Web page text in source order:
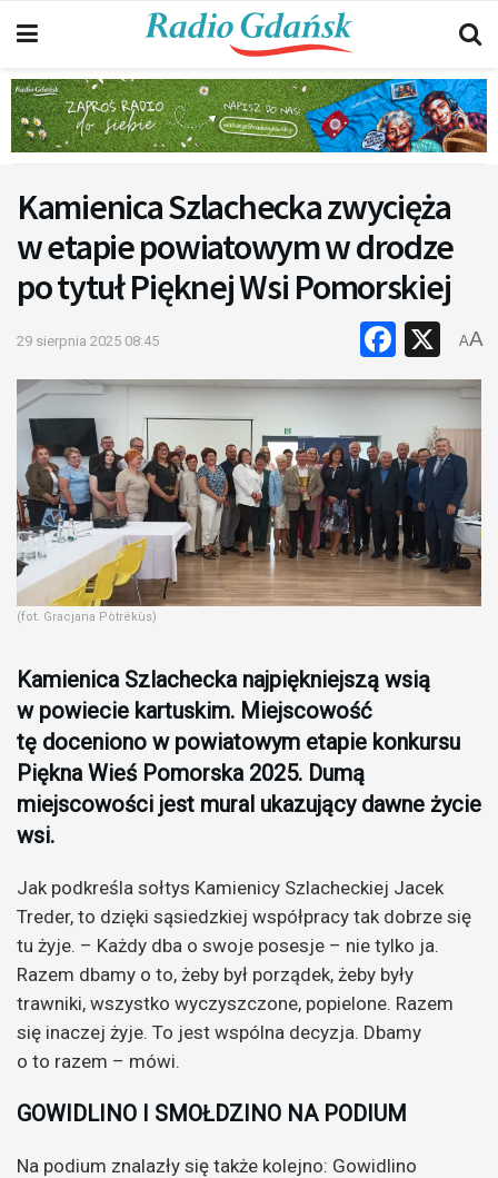
Kamienica Szlachecka zwycięża
w etapie powiatowym w drodze
po tytuł Pięknej Wsi Pomorskiej
29 sierpnia 2025 08:45 X
AA
(fot. Gracjana Pòtrëkùs)
Kamienica Szlachecka najpiękniejszą wsią
w powiecie kartuskim. Miejscowość
tę doceniono w powiatowym etapie konkursu
Piękna Wieś Pomorska 2025. Dumą
miejscowości jest mural ukazujący dawne życie
wsi.
Jak podkreśla sołtys Kamienicy Szlacheckiej Jacek
Treder, to dzięki sąsiedzkiej współpracy tak dobrze się
tu żyje. – Każdy dba o swoje posesje – nie tylko ja.
Razem dbamy o to, żeby był porządek, żeby były
trawniki, wszystko wyczyszczone, popielone. Razem
się inaczej żyje. To jest wspólna decyzja. Dbamy
o to razem – mówi.
GOWIDLINO I SMOŁDZINO NA PODIUM
Na podium znalazły się także kolejno: Gowidlino